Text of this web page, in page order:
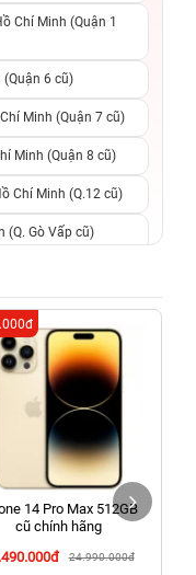
Chí Minh (Quận 1
(Quận 6 cũ)
Minh (Quận 7 cũ)
Minh (Quận 8 cũ)
Chí Minh (Q.12 cũ)
(Q. Gò Vấp cũ)
(Quận Tân Phú cũ)
Minh (Q.9 TP. Thủ
(Bình Thọ, TP. Thủ
(Bình Dương Cũ)
Chí Minh (TP. Vũng
Chí Minh (Tân Bình
14 Pro Max 512GB
cũ chính hãng
24.990.000đ